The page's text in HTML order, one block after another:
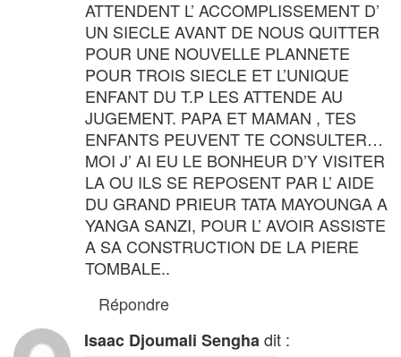
ATTENDENT L’ ACCOMPLISSEMENT D’
UN SIECLE AVANT DE NOUS QUITTER
POUR UNE NOUVELLE PLANNETE
POUR TROIS SIECLE ET L’UNIQUE
ENFANT DU T.P LES ATTENDE AU
JUGEMENT. PAPA ET MAMAN , TES
ENFANTS PEUVENT TE CONSULTER…
MOI J’ AI EU LE BONHEUR D’Y VISITER
LA OU ILS SE REPOSENT PAR L’ AIDE
DU GRAND PRIEUR TATA MAYOUNGA A
YANGA SANZI, POUR L’ AVOIR ASSISTE
A SA CONSTRUCTION DE LA PIERE
TOMBALE..
Répondre
Isaac Djoumali Senghadit :